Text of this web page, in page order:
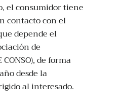
el consumidor tiene
contacto con el
depende el
de
de forma
desde la
al interesado.